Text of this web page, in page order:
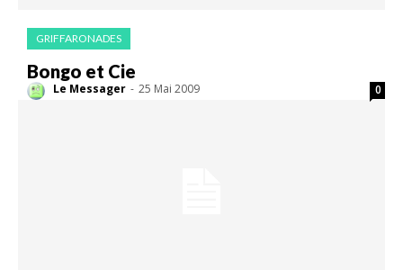
GRIFFARONADES
Bongo et Cie
Le Messager - 25 Mai 2009 0